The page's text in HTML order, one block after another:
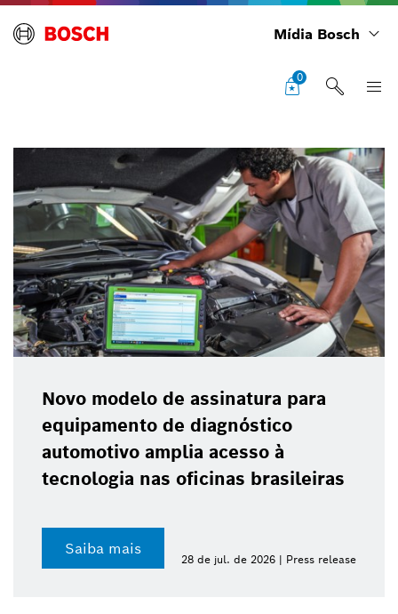
Mídia Bosch
0
Novo modelo de assinatura para
equipamento de diagnóstico
automotivo amplia acesso à
tecnologia nas oficinas brasileiras
Saiba mais
28 de jul. de 2026 | Press release